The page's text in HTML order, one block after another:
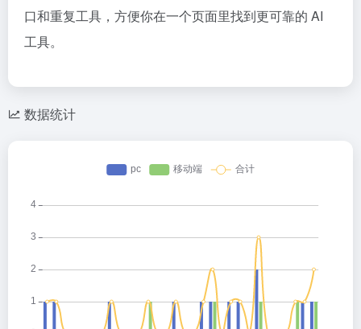
口和重复工具，方便你在一个页面里找到更可靠的 AI
工具。
数据统计